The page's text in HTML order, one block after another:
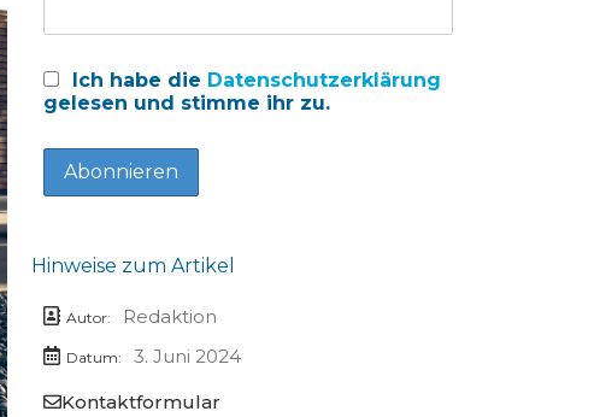
Ich habe die Datenschutzerklärung
gelesen und stimme ihr zu.
Hinweise zum Artikel
Autor: Redaktion
Datum:
3. Juni 2024
Kontaktformular